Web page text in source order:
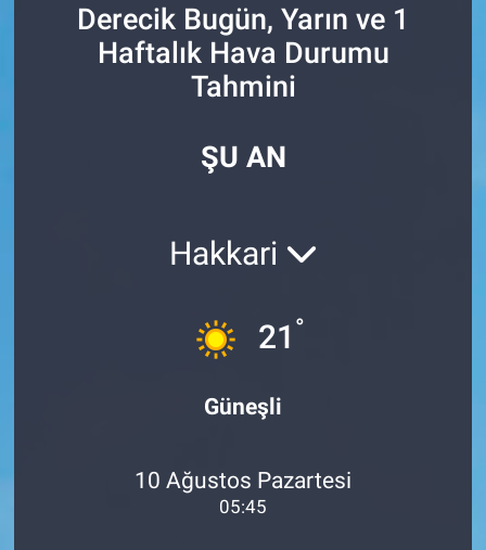
Derecik Bugün, Yarın ve 1
Haftalık Hava Durumu
Tahmini
ŞU AN
Hakkari
21 °
Güneşli
10 Ağustos Pazartesi
05:45